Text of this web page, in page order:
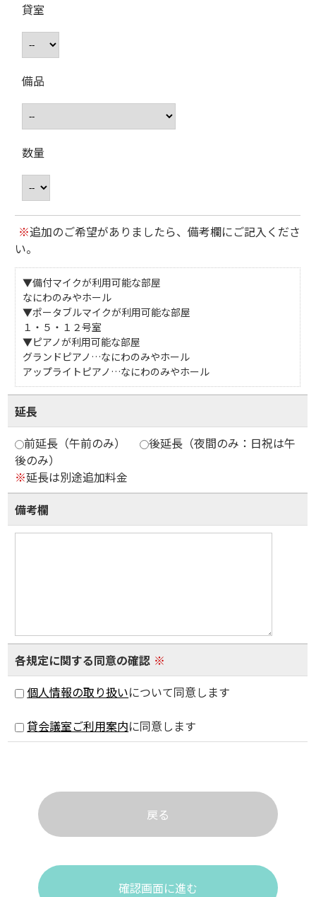
貸室
備品
数量
※追加のご希望がありましたら、備考欄にご記入くださ
い。
▼備付マイクが利用可能な部屋
なにわのみやホール
▼ポータブルマイクが利用可能な部屋
１・５・１２号室
▼ピアノが利用可能な部屋
グランドピアノ…なにわのみやホール
アップライトピアノ…なにわのみやホール
延長
前延長（午前のみ）
後延長（夜間のみ：日祝は午
後のみ）
※延長は別途追加料金
備考欄
各規定に関する同意の確認 ※
個人情報の取り扱いについて同意します
貸会議室ご利用案内に同意します
戻る
確認画面に進む